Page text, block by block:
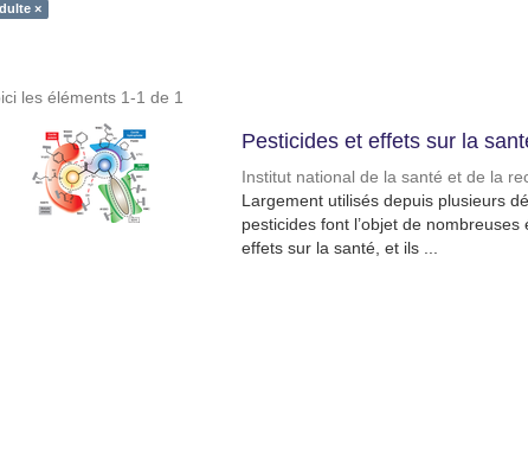
×
les éléments 1-1 de 1
Pesticides et effets sur la
Institut national de la santé et de la
Largement utilisés depuis plusieurs
pesticides font l’objet de
effets sur la santé, et ils ...